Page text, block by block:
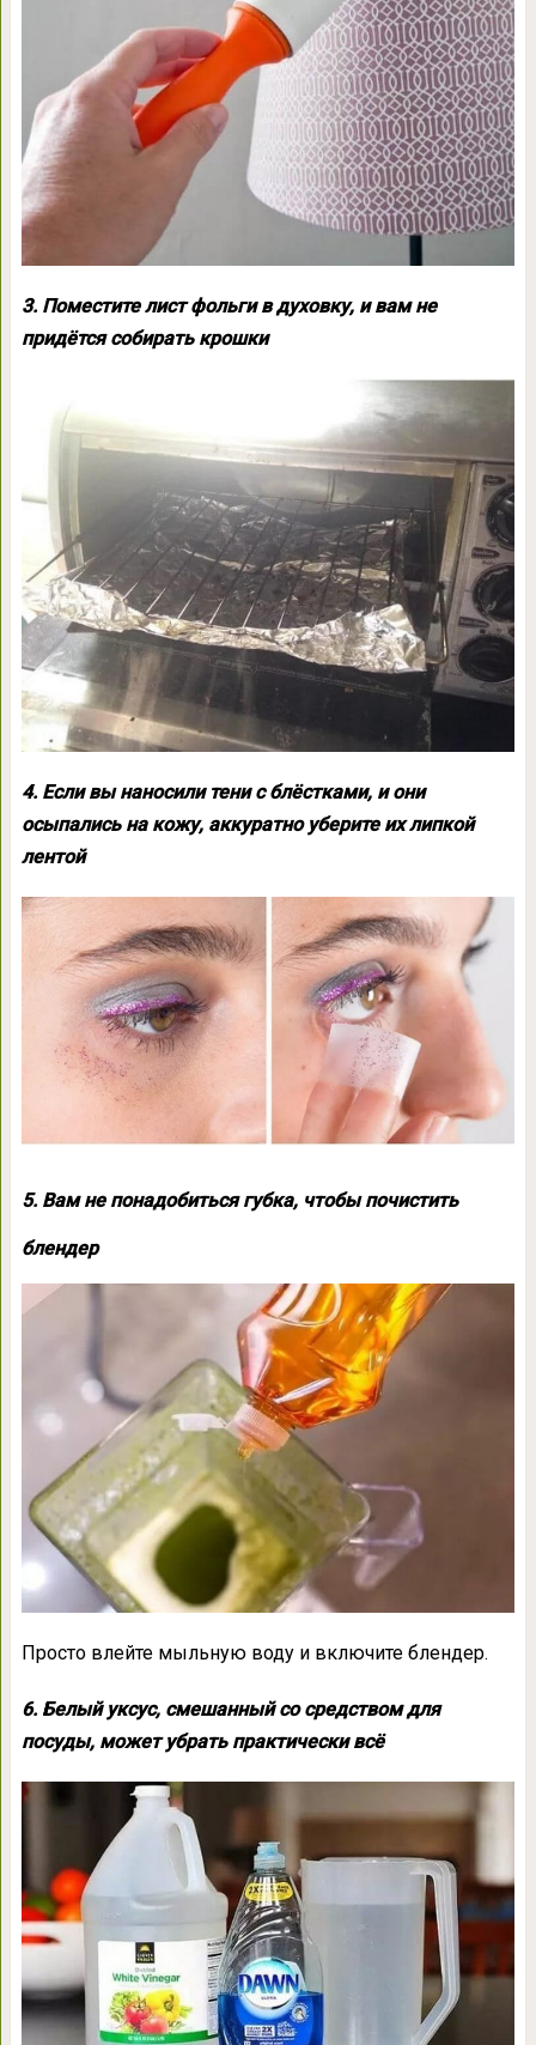
3. Поместите лист фольги в духовку, и вам не
придётся собирать крошки
4. Если вы наносили тени с блёстками, и они
осыпались на кожу, аккуратно уберите их липкой
лентой
5. Вам не понадобиться губка, чтобы почистить
блендер
Просто влейте мыльную воду и включите блендер.
6. Белый уксус, смешанный со средством для
посуды, может убрать практически всё